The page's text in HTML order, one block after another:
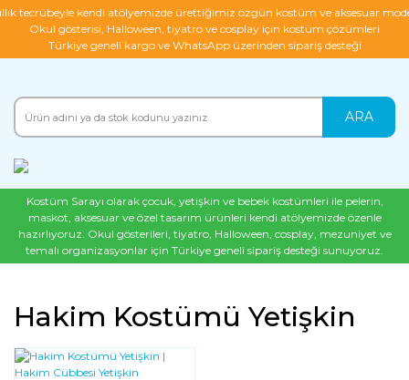
tecrübeyle kendi atölyemizde ürettiğimiz özgün kostüm ve aksesuar
Okul gösterisi, Halloween, tiyatro ve cosplay için kostüm çözümleri
Türkiye geneli kargo ve WhatsApp üzerinden sipariş desteği
ARA
Kostüm Sarayı olarak çocuk, yetişkin ve bebek kostümleri ile pelerin,
maskot, aksesuar ve özel tasarım ürünleri kendi atölyemizde özenle
hazırlıyoruz. Okul gösterileri, tiyatro, Halloween, cosplay, mezuniyet ve
temalı organizasyonlar için Türkiye geneli sipariş desteği sunuyoruz.
Hakim Kostümü Yetişkin